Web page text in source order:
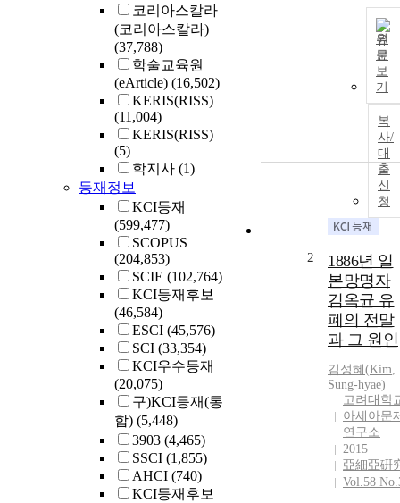
코리아스칼라
(코리아스칼라)
(37,788)
학술교육원
(eArticle) (16,502)
KERIS(RISS)
(11,004)
KERIS(RISS)
(5)
학지사 (1)
등재정보
KCI등재
(599,477)
SCOPUS
(204,853)
SCIE (102,764)
KCI등재후보
(46,584)
ESCI (45,576)
SCI (33,354)
KCI우수등재
(20,075)
구)KCI등재(통
합) (5,448)
3903 (4,465)
SSCI (1,855)
AHCI (740)
KCI등재후보
원
문
보
기
복
사/
대
출
신
청
2
1886년 일
본망명자
김옥균 유
폐의 전말
과 그 원인
김성혜(Kim,
Sung-hyae)
고려대학
아세아문
연구소
2015
亞細亞硏
Vol.58